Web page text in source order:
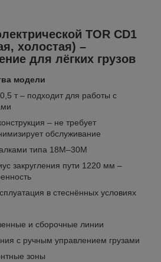
TOR CD1
холостая) –
для лёгких грузов
модели
т – подходит для работы с
– не требует
обслуживание
типа 18М–30М
закругления пути 1220 мм –
в стеснённых условиях
и сборочные линии
с ручным управлением грузами
зоны